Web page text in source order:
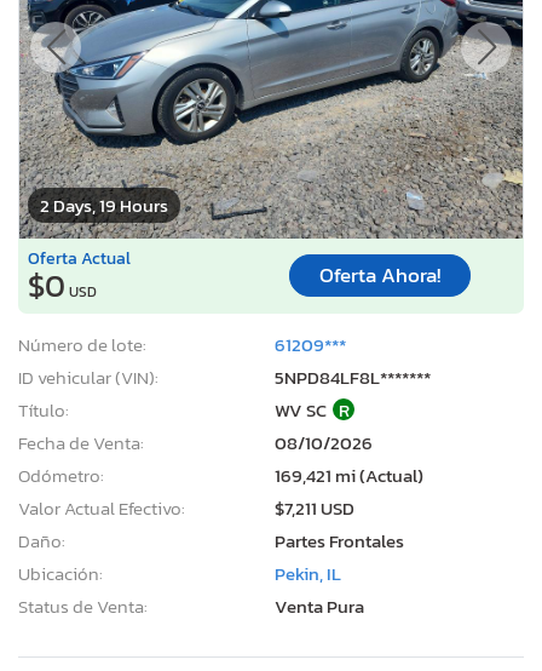
2 Days, 19 Hours
Oferta Actual
$0 USD
Oferta Ahora!
Número de lote:
61209***
ID vehicular (VIN):
5NPD84LF8L*******
Título:
WV SC R
Fecha de Venta:
08/10/2026
Odómetro:
169,421 mi (Actual)
Valor Actual Efectivo:
$7,211 USD
Daño:
Partes Frontales
Ubicación:
Pekin, IL
Status de Venta:
Venta Pura